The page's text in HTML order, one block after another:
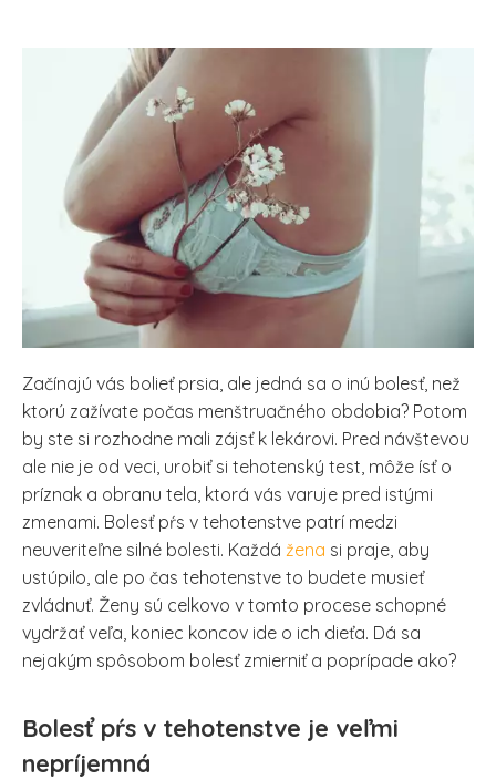
Začínajú vás bolieť prsia, ale jedná sa o inú bolesť, než
ktorú zažívate počas menštruačného obdobia? Potom
by ste si rozhodne mali zájsť k lekárovi. Pred návštevou
ale nie je od veci, urobiť si tehotenský test, môže ísť o
príznak a obranu tela, ktorá vás varuje pred istými
zmenami. Bolesť pŕs v tehotenstve patrí medzi
neuveriteľne silné bolesti. Každá žena si praje, aby
ustúpilo, ale po čas tehotenstve to budete musieť
zvládnuť. Ženy sú celkovo v tomto procese schopné
vydržať veľa, koniec koncov ide o ich dieťa. Dá sa
nejakým spôsobom bolesť zmierniť a poprípade ako?
Bolesť pŕs v tehotenstve je veľmi
nepríjemná